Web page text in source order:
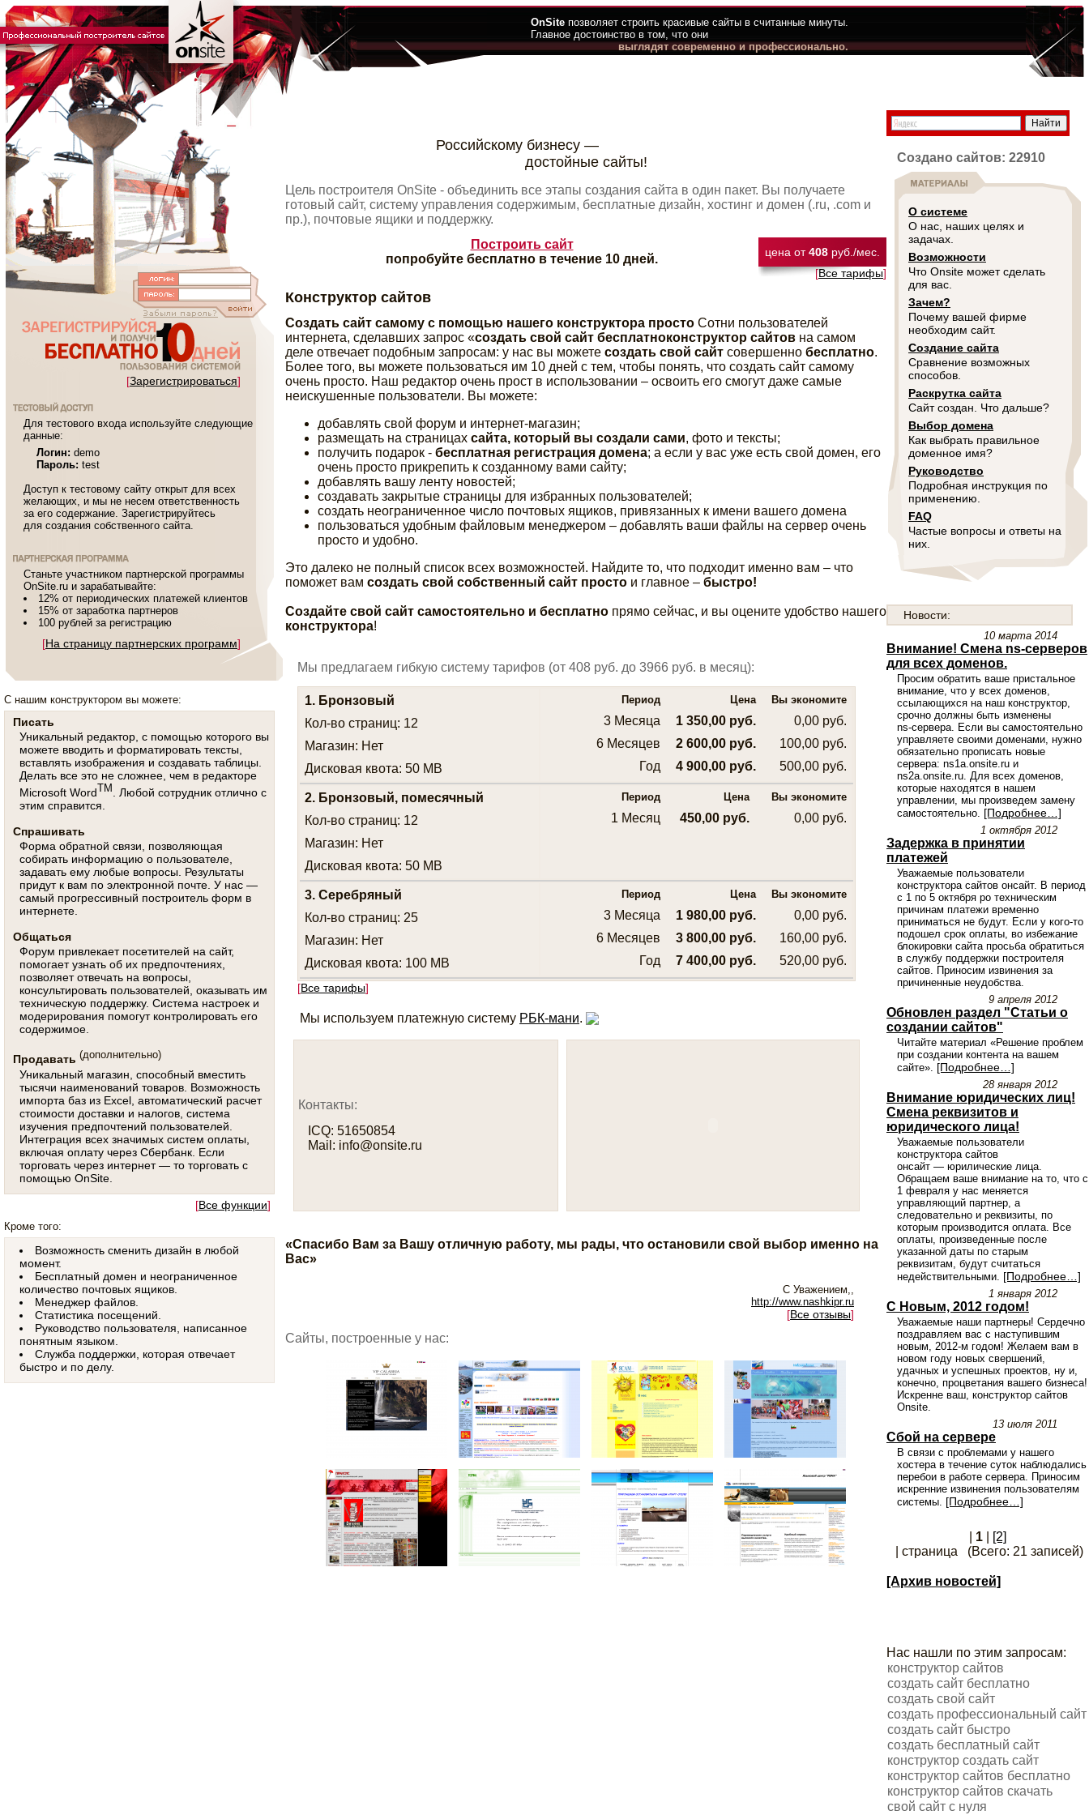
[Зарегистрироваться]
Для тестового входа используйте следующие
данные:
Логин: demo
Пароль: test
Доступ к тестовому сайту открыт для всех
желающих, и мы не несем ответственность
за его содержание. Зарегистрируйтесь
для создания собственного сайта.
Станьте участником партнерской программы
OnSite.ru и зарабатывайте:
12% от периодических платежей клиентов
15% от заработка партнеров
100 рублей за регистрацию
[На страницу партнерских программ]
OnSite позволяет строить красивые сайты в считанные минуты.
Главное достоинство в том, что они
выглядят современно и профессионально.
Российскому бизнесу —
достойные сайты!
Цель построителя OnSite - объединить все этапы создания сайта в один пакет. Вы получаете
готовый сайт, систему управления содержимым, бесплатные дизайн, хостинг и домен (.ru, .com и
пр.), почтовые ящики и поддержку.
Построить сайт
попробуйте бесплатно в течение 10 дней.
цена от408 руб./мес.
[Все тарифы]
Конструктор сайтов
Создать сайт самому с помощью нашего конструктора просто Сотни пользователей
интернета, сделавших запрос «создать свой сайт бесплатноконструктор сайтов на самом
деле отвечает подобным запросам: у нас вы можете создать свой сайт совершенно бесплатно.
Более того, вы можете пользоваться им 10 дней с тем, чтобы понять, что создать сайт самому
очень просто. Наш редактор очень прост в использовании – освоить его смогут даже самые
неискушенные пользователи. Вы можете:
добавлять свой форум и интернет-магазин;
размещать на страницах сайта, который вы создали сами, фото и тексты;
получить подарок - бесплатная регистрация домена; а если у вас уже есть свой домен, его
очень просто прикрепить к созданному вами сайту;
добавлять вашу ленту новостей;
создавать закрытые страницы для избранных пользователей;
создать неограниченное число почтовых ящиков, привязанных к имени вашего домена
пользоваться удобным файловым менеджером – добавлять ваши файлы на сервер очень
просто и удобно.
Это далеко не полный список всех возможностей. Найдите то, что подходит именно вам – что
поможет вам создать свой собственный сайт просто и главное – быстро!
Создайте свой сайт самостоятельно и бесплатно прямо сейчас, и вы оцените удобство нашего
конструктора!
Мы предлагаем гибкую систему тарифов (от 408 руб. до 3966 руб. в месяц):
1. Бронзовый
Кол-во страниц: 12
Магазин: Нет
Дисковая квота: 50 MB
Период Цена Вы экономите
3 Месяца 1 350,00 руб.
0,00 руб.
6 Месяцев
2 600,00 руб.
100,00 руб.
Год
4 900,00 руб. 500,00 руб.
2. Бронзовый, помесячный
Кол-во страниц: 12
Магазин: Нет
Дисковая квота: 50 MB
Период Цена Вы экономите
1 Месяц 450,00 руб. 0,00 руб.
3. Серебряный
Кол-во страниц: 25
Магазин: Нет
Дисковая квота: 100 MB
Период Цена Вы экономите
3 Месяца 1 980,00 руб.
0,00 руб.
6 Месяцев
3 800,00 руб.
160,00 руб.
Год
7 400,00 руб. 520,00 руб.
[Все тарифы]
Мы используем платежную систему РБК-мани.
Контакты:
ICQ: 51650854
Mail: info@onsite.ru
«Спасибо Вам за Вашу отличную работу, мы рады, что остановили свой выбор именно на
Вас»
С Уважением,,
http://www.nashkipr.ru
[Все отзывы]
Сайты, построенные у нас:
Создано сайтов: 22910
О системе
О нас, наших целях и
задачах.
Возможности
Что Onsite может сделать
для вас.
Зачем?
Почему вашей фирме
необходим сайт.
Создание сайта
Сравнение возможных
способов.
Раскрутка сайта
Сайт создан. Что дальше?
Выбор домена
Как выбрать правильное
доменное имя?
Руководство
Подробная инструкция по
применению.
FAQ
Частые вопросы и ответы на
них.
Новости:
10 марта 2014
Внимание! Смена ns-серверов
для всех доменов.
Просим обратить ваше пристальное
внимание, что у всех доменов,
ссылающихся на наш конструктор,
срочно должны быть изменены
ns-сервера. Если вы самостоятельно
управляете своими доменами, нужно
обязательно прописать новые
сервера: ns1a.onsite.ru и
ns2a.onsite.ru. Для всех доменов,
которые находятся в нашем
управлении, мы произведем замену
самостоятельно. [Подробнее…]
1 октября 2012
Задержка в принятии
платежей
Уважаемые пользователи
конструктора сайтов онсайт. В период
с 1 по 5 октября ро техническим
причинам платежи временно
приниматься не будут. Если у кого-то
подошел срок оплаты, во избежание
блокировки сайта просьба обратиться
в службу поддержки построителя
сайтов. Приносим извинения за
причиненные неудобства.
9 апреля 2012
Обновлен раздел "Статьи о
создании сайтов"
Читайте материал «Решение проблем
при создании контента на вашем
сайте». [Подробнее…]
28 января 2012
Внимание юридических лиц!
Смена реквизитов и
юридического лица!
Уважаемые пользователи
конструктора сайтов
онсайт — юрилические лица.
Обращаем ваше внимание на то, что с
1 февраля у нас меняется
управляющий партнер, а
следовательно и реквизиты, по
которым производится оплата. Все
оплаты, произведенные после
указанной даты по старым
реквизитам, будут считаться
недействительными. [Подробнее…]
1 января 2012
С Новым, 2012 годом!
Уважаемые наши партнеры! Сердечно
поздравляем вас с наступившим
новым, 2012-м годом! Желаем вам в
новом году новых свершений,
удачных и успешных проектов, ну и,
конечно, процветания вашего бизнеса!
Искренне ваш, конструктор сайтов
Onsite.
13 июля 2011
Сбой на сервере
В связи с проблемами у нашего
хостера в течение суток наблюдались
перебои в работе сервера. Приносим
искренние извинения пользователям
системы. [Подробнее…]
1
[2]
| страница (Всего: 21 записей)
[Архив новостей]
Нас нашли по этим запросам:
конструктор сайтов
создать сайт бесплатно
создать свой сайт
создать профессиональный сайт
создать сайт быстро
создать бесплатный сайт
конструктор создать сайт
конструктор сайтов бесплатно
конструктор сайтов скачать
свой сайт с нуля
С нашим конструктором вы можете:
Писать
Уникальный редактор, с помощью которого вы
можете вводить и форматировать тексты,
вставлять изображения и создавать таблицы.
Делать все это не сложнее, чем в редакторе
Microsoft WordTM
. Любой сотрудник отлично с
этим справится.
Спрашивать
Форма обратной связи, позволяющая
собирать информацию о пользователе,
задавать ему любые вопросы. Результаты
придут к вам по электронной почте. У нас —
самый прогрессивный построитель форм в
интернете.
Общаться
Форум привлекает посетителей на сайт,
помогает узнать об их предпочтениях,
позволяет отвечать на вопросы,
консультировать пользователей, оказывать им
техническую поддержку. Система настроек и
модерирования помогут контролировать его
содержимое.
Продавать (дополнительно)
Уникальный магазин, способный вместить
тысячи наименований товаров. Возможность
импорта баз из Excel, автоматический расчет
стоимости доставки и налогов, система
изучения предпочтений пользователей.
Интеграция всех значимых систем оплаты,
включая оплату через Сбербанк. Если
торговать через интернет — то торговать с
помощью OnSite.
[Все функции]
Кроме того:
Возможность сменить дизайн в любой
момент.
Бесплатный домен и неограниченное
количество почтовых ящиков.
Менеджер файлов.
Статистика посещений.
Руководство пользователя, написанное
понятным языком.
Служба поддержки, которая отвечает
быстро и по делу.